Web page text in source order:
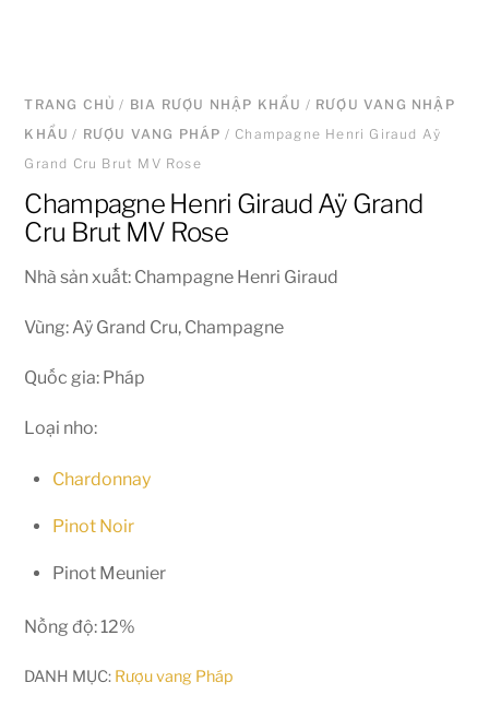
TRANG CHỦ / BIA RƯỢU NHẬP KHẨU / RƯỢU VANG NHẬP
KHẨU / RƯỢU VANG PHÁP / Champagne Henri Giraud Aÿ
Grand Cru Brut MV Rose
Champagne Henri Giraud Aÿ Grand
Cru Brut MV Rose
Nhà sản xuất: Champagne Henri Giraud
Vùng: Aÿ Grand Cru, Champagne
Quốc gia: Pháp
Loại nho:
Chardonnay
Pinot Noir
Pinot Meunier
Nồng độ: 12%
DANH MỤC: Rượu vang Pháp